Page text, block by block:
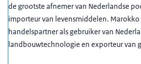
de grootste afnemer van Nederlandse
importeur van levensmiddelen.
handelspartner als gebruiker van
landbouwtechnologie en exporteur van